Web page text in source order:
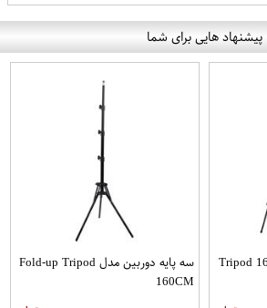
پیشنهاد هایی برای شما
سه پایه دوربین مدل Fold-up Tripod
160CM